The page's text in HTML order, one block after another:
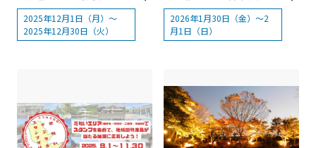
2025年12月1日（月）～
2025年12月30日（火）
2026年1月30日（金）～2
月1日（日）